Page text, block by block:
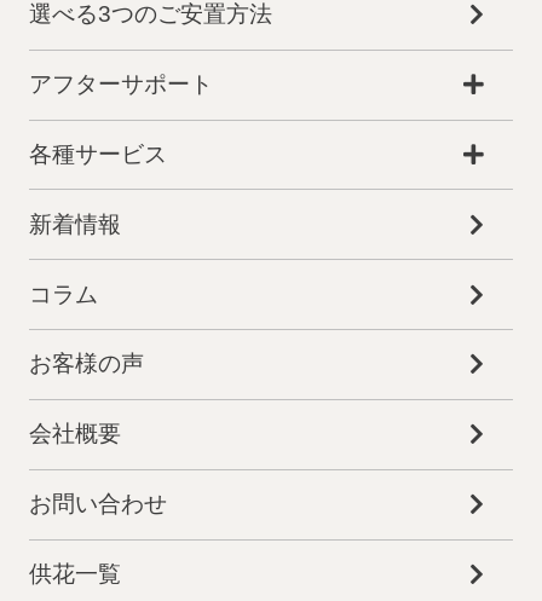
選べる3つのご安置方法
アフターサポート
各種サービス
新着情報
コラム
お客様の声
会社概要
お問い合わせ
供花一覧